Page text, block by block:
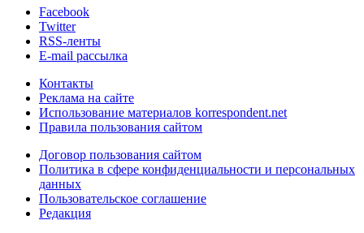
Facebook
Twitter
RSS-ленты
E-mail рассылка
Контакты
Реклама на сайте
Использование материалов korrespondent.net
Правила пользования сайтом
Договор пользования сайтом
Политика в сфере конфиденциальности и персональных
данных
Пользовательское соглашение
Редакция